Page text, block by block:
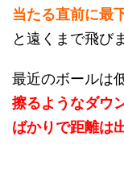
当たる直前に最
と遠くまで飛び
最近のボールは
擦るようなダウ
ばかりで距離は